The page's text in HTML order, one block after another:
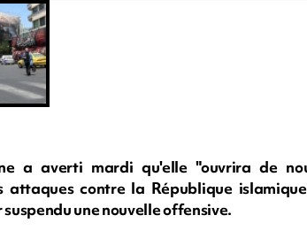
a averti mardi qu'elle "ouvrira de
attaques contre la République
une nouvelle offensive.